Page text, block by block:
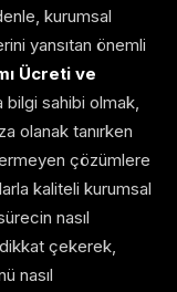
kurumsal
yansıtan önemli
Ücreti ve
bilgi sahibi olmak,
olanak tanırken
çözümlere
kaliteli kurumsal
nasıl
çekerek,
nasıl